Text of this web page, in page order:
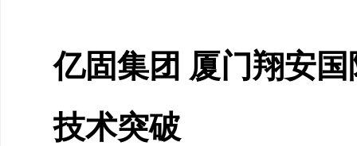
亿固集团 厦门翔安
技术突破